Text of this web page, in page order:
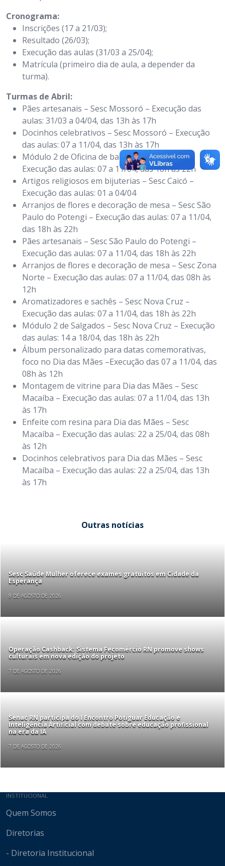
Cronograma:
Inscrições (17 a 21/03);
Resultado (26/03);
Execução das aulas (31/03 a 25/04);
Matrícula (primeiro dia de aula, a depender da
turma).
Turmas de Abril:
Pães artesanais – Sesc Mossoró – Execução das
aulas: 31/03 a 04/04, das 13h às 17h
Docinhos celebrativos – Sesc Mossoró – Execução
das aulas: 07 a 11/04, das 13h às 17h
Módulo 2 de Oficina de balões – Sesc Caicó –
Execução das aulas: 07 a 11/04, das 18h às 22h
Artigos religiosos em bijuterias – Sesc Caicó –
Execução das aulas: 01 a 04/04
Arranjos de flores e decoração de mesa – Sesc São
Paulo do Potengi – Execução das aulas: 07 a 11/04,
das 18h às 22h
Pães artesanais – Sesc São Paulo do Potengi –
Execução das aulas: 07 a 11/04, das 18h às 22h
Arranjos de flores e decoração de mesa – Sesc Zona
Norte – Execução das aulas: 07 a 11/04, das 08h às
12h
Aromatizadores e sachês – Sesc Nova Cruz –
Execução das aulas: 07 a 11/04, das 18h às 22h
Módulo 2 de Salgados – Sesc Nova Cruz – Execução
das aulas: 14 a 18/04, das 18h às 22h
Álbum personalizado para datas comemorativas,
foco no Dia das Mães –Execução das 07 a 11/04, das
08h às 12h
Montagem de vitrine para Dia das Mães – Sesc
Macaíba – Execução das aulas: 07 a 11/04, das 13h
às 17h
Enfeite com resina para Dia das Mães – Sesc
Macaíba – Execução das aulas: 22 a 25/04, das 08h
às 12h
Docinhos celebrativos para Dia das Mães – Sesc
Macaíba – Execução das aulas: 22 a 25/04, das 13h
às 17h
Outras notícias
Sesc Saúde Mulher oferece exames gratuitos em Cidade da
Esperança
8 DE AGOSTO DE 2026
Operação Cashback: Sistema Fecomércio RN promove shows
culturais em nova edição do projeto
7 DE AGOSTO DE 2026
Senac RN participa do I Encontro Potiguar Educação e
Inteligência Artificial com debate sobre educação profissional
na era da IA
7 DE AGOSTO DE 2026
Mapa do site
INSTITUCIONAL
Quem Somos
Diretorias
- Diretoria Institucional